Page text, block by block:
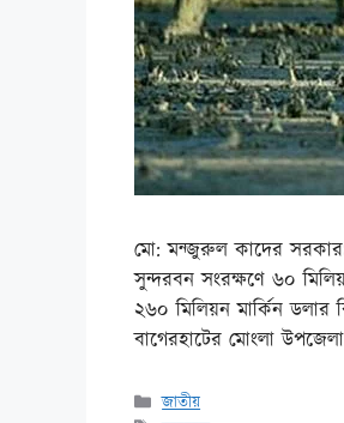
মো: মন্জুরুল কাদের সরকারঃ
সুন্দরবন সংরক্ষণে ৬০
২৬০ মিলিয়ন মার্কিন ডলার
বাগেরহাটের মোংলা
জাতীয়